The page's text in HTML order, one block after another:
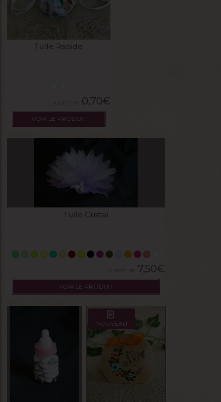
Tulle Rapide
0,70€
VOIR LE PRODUIT
Tulle Cristal
7,50€
VOIR LE PRODUIT
NOUVEAU